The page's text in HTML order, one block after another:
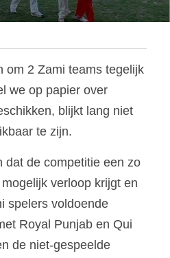
om 2 Zami teams tegelijk
we op papier over
blijkt lang niet
te zijn.
dat de competitie een zo
verloop krijgt en
spelers voldoende
Royal Punjab en Qui
de niet-gespeelde